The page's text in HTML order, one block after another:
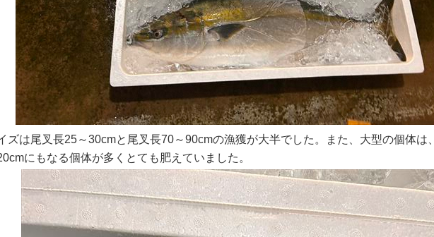
ズは尾叉長25～30cmと尾叉長70～90cmの漁獲が大半でした。また、大型の個体は、
にもなる個体が多くとても肥えていました。